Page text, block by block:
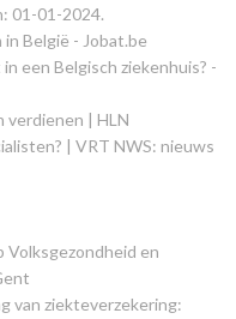
01-01-2024.
België - Jobat.be
een Belgisch ziekenhuis? -
verdienen | HLN
| VRT NWS: nieuws
Volksgezondheid en
van ziekteverzekering: